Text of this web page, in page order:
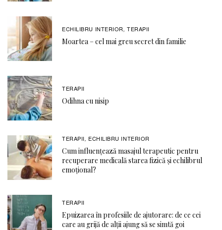
ECHILIBRU INTERIOR ,TERAPII
Moartea – cel mai greu secret din familie
TERAPII
Odihna cu nisip
TERAPII, ECHILIBRU INTERIOR
Cum influențează masajul terapeutic pentru
recuperare medicală starea fizică și echilibrul
emoțional?
TERAPII
Epuizarea în profesiile de ajutorare: de ce cei
care au grijă de alții ajung să se simtă goi